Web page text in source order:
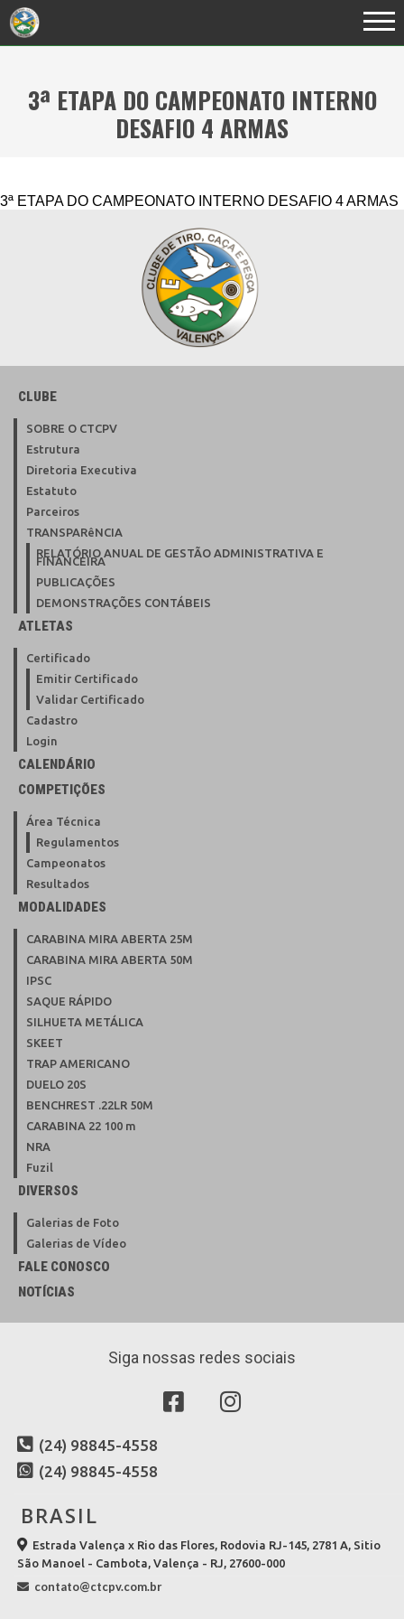
3ª ETAPA DO CAMPEONATO INTERNO
DESAFIO 4 ARMAS
3ª ETAPA DO CAMPEONATO INTERNO DESAFIO 4 ARMAS
CLUBE
SOBRE O CTCPV
Estrutura
Diretoria Executiva
Estatuto
Parceiros
TRANSPARêNCIA
RELATÓRIO ANUAL DE GESTÃO ADMINISTRATIVA E
FINANCEIRA
PUBLICAÇÕES
DEMONSTRAÇÕES CONTÁBEIS
ATLETAS
Certificado
Emitir Certificado
Validar Certificado
Cadastro
Login
CALENDÁRIO
COMPETIÇÕES
Área Técnica
Regulamentos
Campeonatos
Resultados
MODALIDADES
CARABINA MIRA ABERTA 25M
CARABINA MIRA ABERTA 50M
IPSC
SAQUE RÁPIDO
SILHUETA METÁLICA
SKEET
TRAP AMERICANO
DUELO 20S
BENCHREST .22LR 50M
CARABINA 22 100 m
NRA
Fuzil
DIVERSOS
Galerias de Foto
Galerias de Vídeo
FALE CONOSCO
NOTÍCIAS
Siga nossas redes sociais
(24) 98845-4558
(24) 98845-4558
BRASIL
Estrada Valença x Rio das Flores, Rodovia RJ-145, 2781 A, Sitio
São Manoel - Cambota, Valença - RJ, 27600-000
contato@ctcpv.com.br